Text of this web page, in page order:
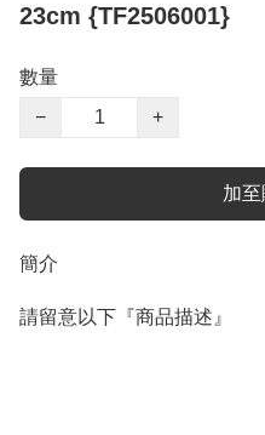
23cm {TF2506001}
數量
−
+
加
簡介
請留意以下『商品描述』